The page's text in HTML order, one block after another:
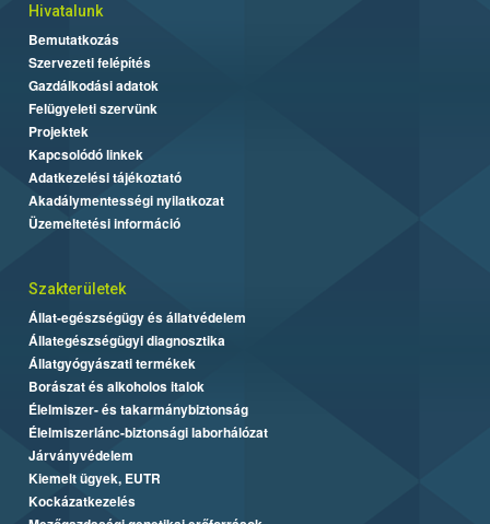
Hivatalunk
Bemutatkozás
Szervezeti felépítés
Gazdálkodási adatok
Felügyeleti szervünk
Projektek
Kapcsolódó linkek
Adatkezelési tájékoztató
Akadálymentességi nyilatkozat
Üzemeltetési információ
Szakterületek
Állat-egészségügy és állatvédelem
Állategészségügyi diagnosztika
Állatgyógyászati termékek
Borászat és alkoholos italok
Élelmiszer- és takarmánybiztonság
Élelmiszerlánc-biztonsági laborhálózat
Járványvédelem
Kiemelt ügyek, EUTR
Kockázatkezelés